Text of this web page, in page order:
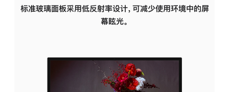
标准玻璃面板采用低反射率设计，可减少使用环境中的屏
幕眩光。